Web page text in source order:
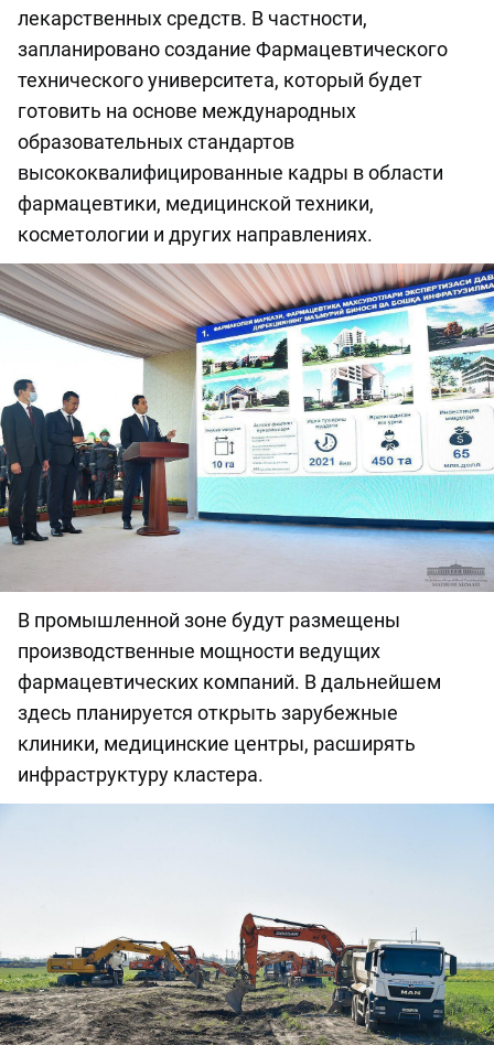
лекарственных средств. В частности,
запланировано создание Фармацевтического
технического университета, который будет
готовить на основе международных
образовательных стандартов
высококвалифицированные кадры в области
фармацевтики, медицинской техники,
косметологии и других направлениях.
В промышленной зоне будут размещены
производственные мощности ведущих
фармацевтических компаний. В дальнейшем
здесь планируется открыть зарубежные
клиники, медицинские центры, расширять
инфраструктуру кластера.